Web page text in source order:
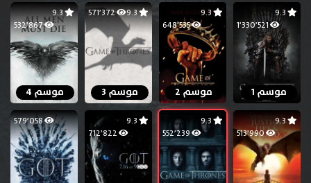
1٬330٬521
موسم 1
648٬535
موسم 2
9.3
موسم 3
9.3
532٬867
موسم 4
9.3
513٬990
552٬239
579٬058